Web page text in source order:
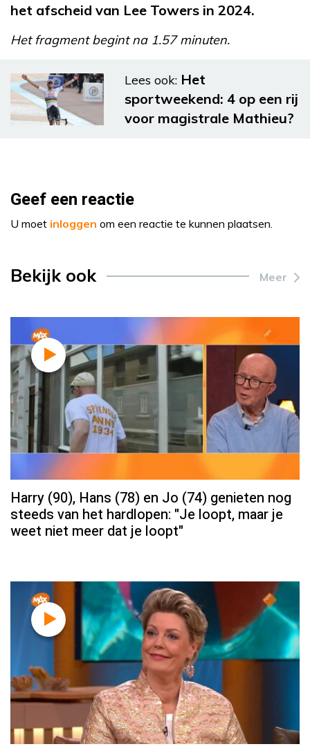
het afscheid van Lee Towers in 2024.
Het fragment begint na 1.57 minuten.
Lees ook: Het
sportweekend: 4 op een rij
voor magistrale Mathieu?
Geef een reactie
U moet inloggen om een reactie te kunnen plaatsen.
Bekijk ook Meer
Harry (90), Hans (78) en Jo (74) genieten nog
steeds van het hardlopen: "Je loopt, maar je
weet niet meer dat je loopt"